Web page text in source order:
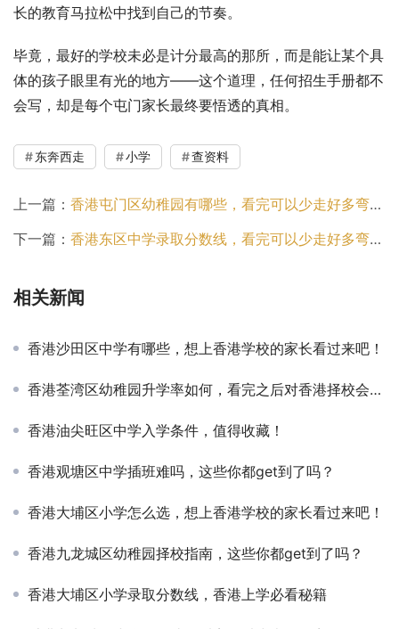
长的教育马拉松中找到自己的节奏。
毕竟，最好的学校未必是计分最高的那所，而是能让某个具
体的孩子眼里有光的地方——这个道理，任何招生手册都不
会写，却是每个屯门家长最终要悟透的真相。
东奔西走 小学 查资料
上一篇： 香港屯门区幼稚园有哪些，看完可以少走好多弯路！
下一篇： 香港东区中学录取分数线，看完可以少走好多弯路！
相关新闻
香港沙田区中学有哪些，想上香港学校的家长看过来吧！
香港荃湾区幼稚园升学率如何，看完之后对香港择校会有更全面的认知！
香港油尖旺区中学入学条件，值得收藏！
香港观塘区中学插班难吗，这些你都get到了吗？
香港大埔区小学怎么选，想上香港学校的家长看过来吧！
香港九龙城区幼稚园择校指南，这些你都get到了吗？
香港大埔区小学录取分数线，香港上学必看秘籍